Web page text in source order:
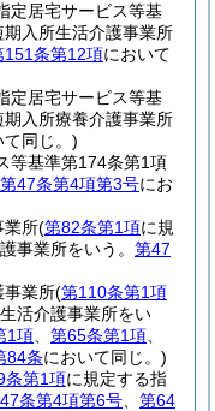
定居宅サービス等基
入所生活介護事業所
151条第12項において
定居宅サービス等基
入所療養介護事業所
て同じ。)
等基準第174条第1項
第47条第4項第3号にお
業所(第82条第1項に規
事業所をいう。 第47
事業所(第110条第1項
活介護事業所をい
1項 第65条第1項
84条において同じ。)
条第1項に規定する指
条第4項第6号
第64